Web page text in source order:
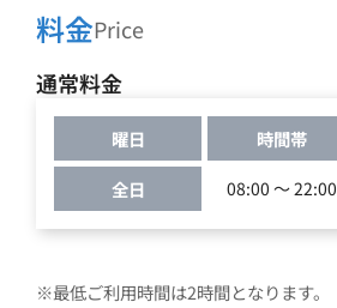
料金Price
通常料金
曜日 時間帯
全日
08:00 ～ 22:00
※最低ご利用時間は2時間となります。